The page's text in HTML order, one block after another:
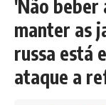
'Não beber
manter as
russa está
ataque a